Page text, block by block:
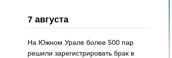
7 августа
На Южном Урале более 500 пар
решили зарегистрировать брак в